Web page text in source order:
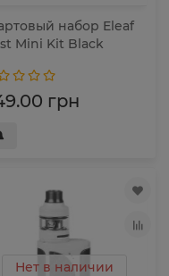
набор Eleaf
Mini Kit Black
грн
Нет в наличии